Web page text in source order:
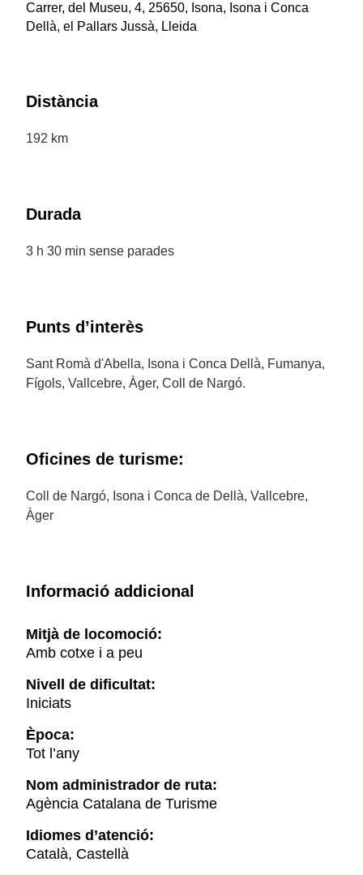
Carrer, del Museu, 4, 25650, Isona, Isona i Conca
Dellà, el Pallars Jussà, Lleida
Distància
192 km
Durada
3 h 30 min sense parades
Punts d’interès
Sant Romà d'Abella, Isona i Conca Dellà, Fumanya,
Fígols, Vallcebre, Àger, Coll de Nargó.
Oficines de turisme:
Coll de Nargó, Isona i Conca de Dellà, Vallcebre,
Àger
Informació addicional
Mitjà de locomoció:
Amb cotxe i a peu
Nivell de dificultat:
Iniciats
Època:
Tot l’any
Nom administrador de ruta:
Agència Catalana de Turisme
Idiomes d’atenció:
Català, Castellà